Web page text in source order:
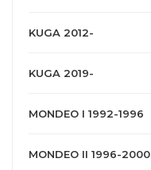
KUGA 2012-
KUGA 2019-
MONDEO I 1992-1996
MONDEO II 1996-2000